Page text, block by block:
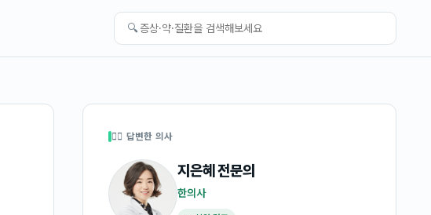
🔍
👩‍⚕️ 답변한 의사
지은혜전문의
한의사